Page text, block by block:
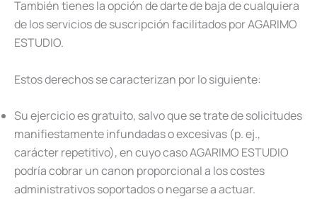
También tienes la opción de darte de baja de cualquiera
de los servicios de suscripción facilitados por AGARIMO
ESTUDIO.
Estos derechos se caracterizan por lo siguiente:
Su ejercicio es gratuito, salvo que se trate de solicitudes
manifiestamente infundadas o excesivas (p. ej.,
carácter repetitivo), en cuyo caso AGARIMO ESTUDIO
podría cobrar un canon proporcional a los costes
administrativos soportados o negarse a actuar.